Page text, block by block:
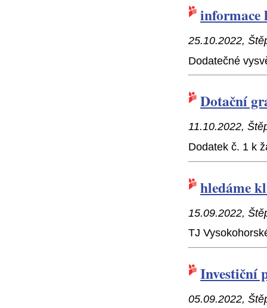
informace
25.10.2022,
Dodatečné
Dotační
11.10.2022,
Dodatek č. 1 k
hledáme
15.09.2022,
TJ
Investiční
05.09.2022,